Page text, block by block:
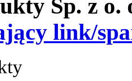
Sp. z o.
link/